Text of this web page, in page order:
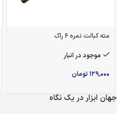
مته کبالت نمره 6 راک
موجود در انبار
۱۲۹,۰۰۰تومان
جهان ابزار در یک نگاه